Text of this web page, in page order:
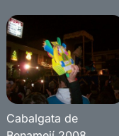
Cabalgata de